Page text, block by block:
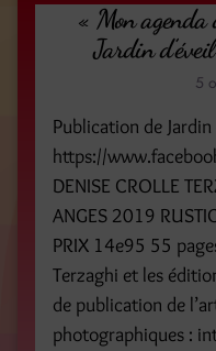
« Mon
Jardin
5
Publication de
https://
DENISE CROLLE
ANGES 2019
PRIX 14e95 55
Terzaghi et les
de publication de
photographiques :